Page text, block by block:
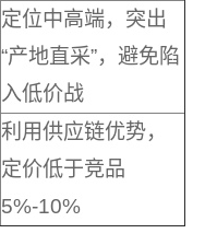
定位中高端，突出
“产地直采”，避免陷
入低价战
利用供应链优势，
定价低于竞品
5%-10%